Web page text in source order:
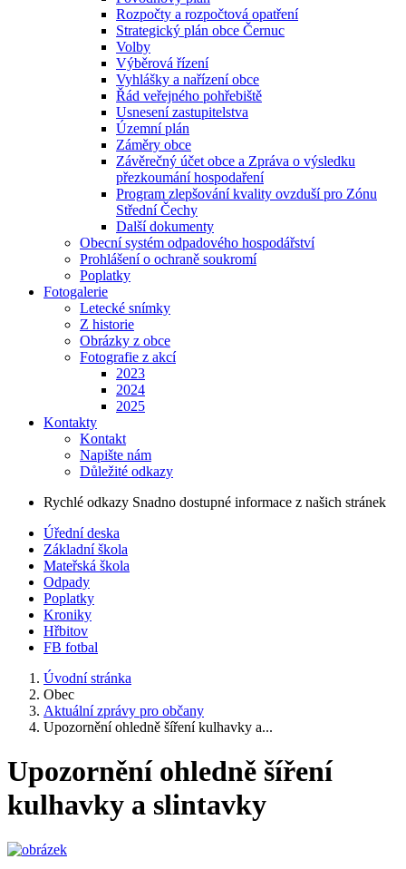
Rozpočty a rozpočtová opatření
Strategický plán obce Černuc
Volby
Výběrová řízení
Vyhlášky a nařízení obce
Řád veřejného pohřebiště
Usnesení zastupitelstva
Územní plán
Záměry obce
Závěrečný účet obce a Zpráva o výsledku
přezkoumání hospodaření
Program zlepšování kvality ovzduší pro Zónu
Střední Čechy
Další dokumenty
Obecní systém odpadového hospodářství
Prohlášení o ochraně soukromí
Poplatky
Fotogalerie
Letecké snímky
Z historie
Obrázky z obce
Fotografie z akcí
2023
2024
2025
Kontakty
Kontakt
Napište nám
Důležité odkazy
Rychlé odkazy Snadno dostupné informace z našich stránek
Úřední deska
Základní škola
Mateřská škola
Odpady
Poplatky
Kroniky
Hřbitov
FB fotbal
Úvodní stránka
Obec
Aktuální zprávy pro občany
Upozornění ohledně šíření kulhavky a...
Upozornění ohledně šíření
kulhavky a slintavky